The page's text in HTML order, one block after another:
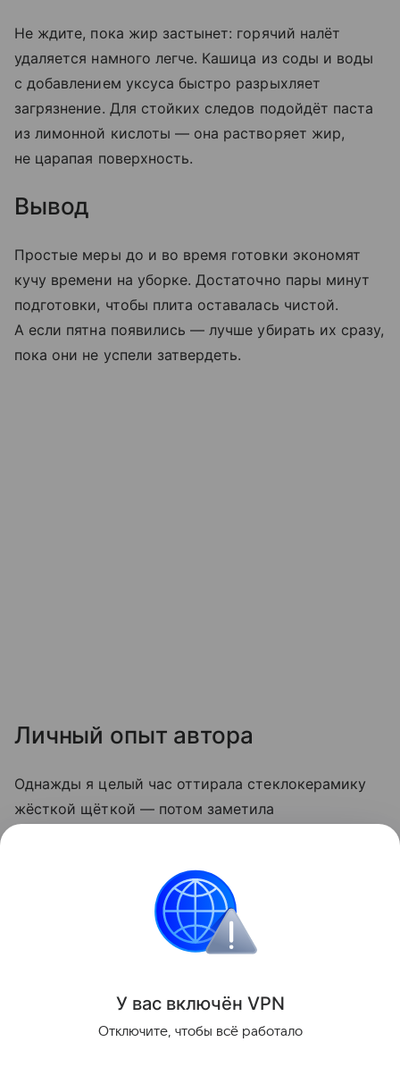
Не ждите, пока жир застынет: горячий налёт
удаляется намного легче. Кашица из соды и воды
с добавлением уксуса быстро разрыхляет
загрязнение. Для стойких следов подойдёт паста
из лимонной кислоты — она растворяет жир,
не царапая поверхность.
Вывод
Простые меры до и во время готовки экономят
кучу времени на уборке. Достаточно пары минут
подготовки, чтобы плита оставалась чистой.
А если пятна появились — лучше убирать их сразу,
пока они не успели затвердеть.
Личный опыт автора
Однажды я целый час оттирала стеклокерамику
жёсткой щёткой — потом заметила
стороной губки и содой. Теперь плита выглядит
опрятно даже после самых «бурных» блюд.
У вас включён VPN
Отключите, чтобы всё работало